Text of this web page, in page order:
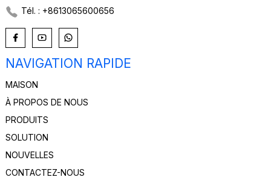
Tél. : +8613065600656
NAVIGATION RAPIDE
MAISON
À PROPOS DE NOUS
PRODUITS
SOLUTION
NOUVELLES
CONTACTEZ-NOUS